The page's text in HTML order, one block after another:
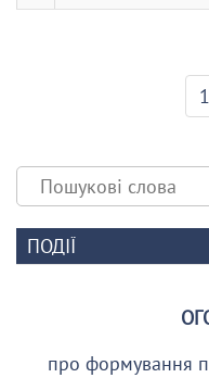
1
ПОДІЇ
про формування